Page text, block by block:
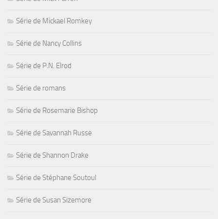
Série de Mickael Romkey
Série de Nancy Collins
Série de P.N. Elrod
Série de romans
Série de Rosemarie Bishop
Série de Savannah Russe
Série de Shannon Drake
Série de Stéphane Soutoul
Série de Susan Sizemore